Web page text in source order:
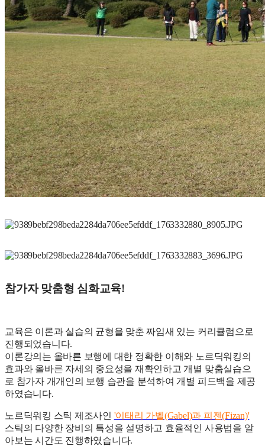
참가자 맞춤형 심화교육!
교육은 이론과 실습의 균형을 맞춘 짜임새 있는 커리큘럼으로
진행되었습니다.
이론강의는 올바른 보행에 대한 정확한 이해와 노르딕워킹의
효과와 올바른 자세의 중요성을 재확인하고 개별 맞춤실습으
로 참가자 개개인의 보행 습관을 분석하여 개별 피드백을 제공
하였습니다.
노르딕워킹 스틱 제조사인 '이태리 가벨(Gabel)과 피젠(Fizan)'
스틱의 다양한 장비의 특성을 설명하고 효율적인 사용법을 알
아보는 시간도 진행하였습니다.